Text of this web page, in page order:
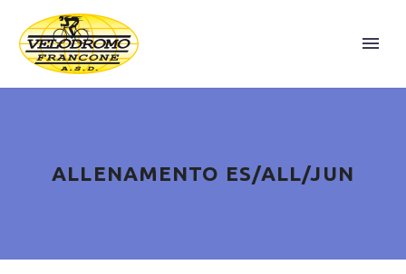
ALLENAMENTO ES/ALL/JUN